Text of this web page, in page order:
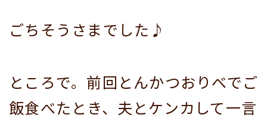
ごちそうさまでした♪
ところで。前回とんかつおりべでご
飯食べたとき、夫とケンカして一言